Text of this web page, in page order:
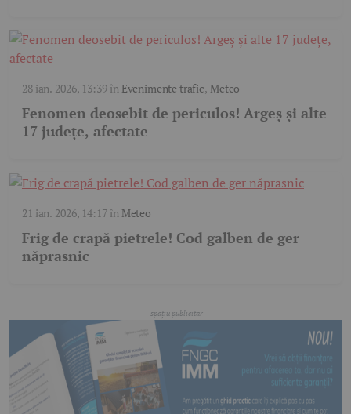
28 ian. 2026, 13:39în Evenimente trafic, Meteo
Fenomen deosebit de periculos! Argeș și alte
17 județe, afectate
21 ian. 2026, 14:17în Meteo
Frig de crapă pietrele! Cod galben de ger
năprasnic